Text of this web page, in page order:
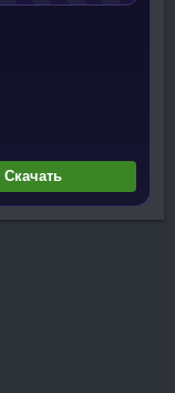
Скачать